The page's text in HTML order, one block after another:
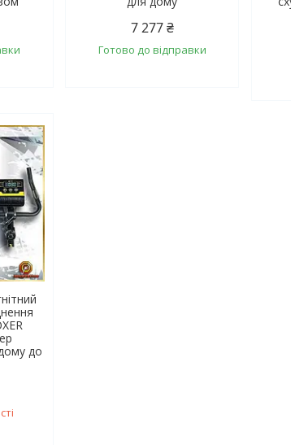
7 277 ₴
Готово до відправки
до